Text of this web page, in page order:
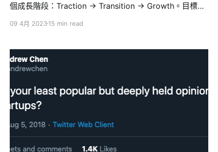
個成長階段：Traction -> Transition -> Growth。目標、
時動態發展和變化。 知道公司在這條路徑上的位置有助於
有助於高效、成功地幫助公司增長。 第一階段：Traction
在這個階段，初創公司唯一的目標是在某些受眾群體中找
市場契合度，需要了解受眾群體的規模，以確保公司可以
建立引人注目的業務。 * 指標方面，留存率是需要關注的
重要指標，如果產品無法留住用戶，那麼增加渠道頂部就
沒有意義 * 再來是交易體量，主要目標是打開水龍頭，獲
得穩定、一致的用戶流量，以進行實驗或了解產品/市場契
合度。在這個階段，資源有限，所以要避免增加過多的銷
09 4月 202315 min read